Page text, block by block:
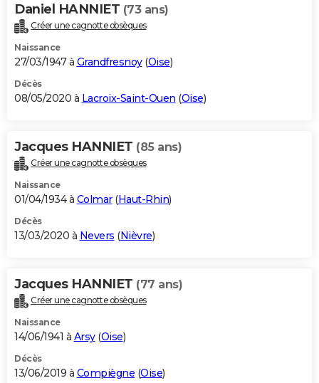
Daniel HANNIET (73 ans)
Créer une cagnotte obsèques
Naissance
27/03/1947 à Grandfresnoy(Oise)
Décès
08/05/2020 à Lacroix-Saint-Ouen (Oise)
Jacques HANNIET (85 ans)
Créer une cagnotte obsèques
Naissance
01/04/1934 à Colmar(Haut-Rhin)
Décès
13/03/2020 à Nevers (Nièvre)
Jacques HANNIET (77 ans)
Créer une cagnotte obsèques
Naissance
14/06/1941 à Arsy(Oise)
Décès
13/06/2019 à Compiègne (Oise)